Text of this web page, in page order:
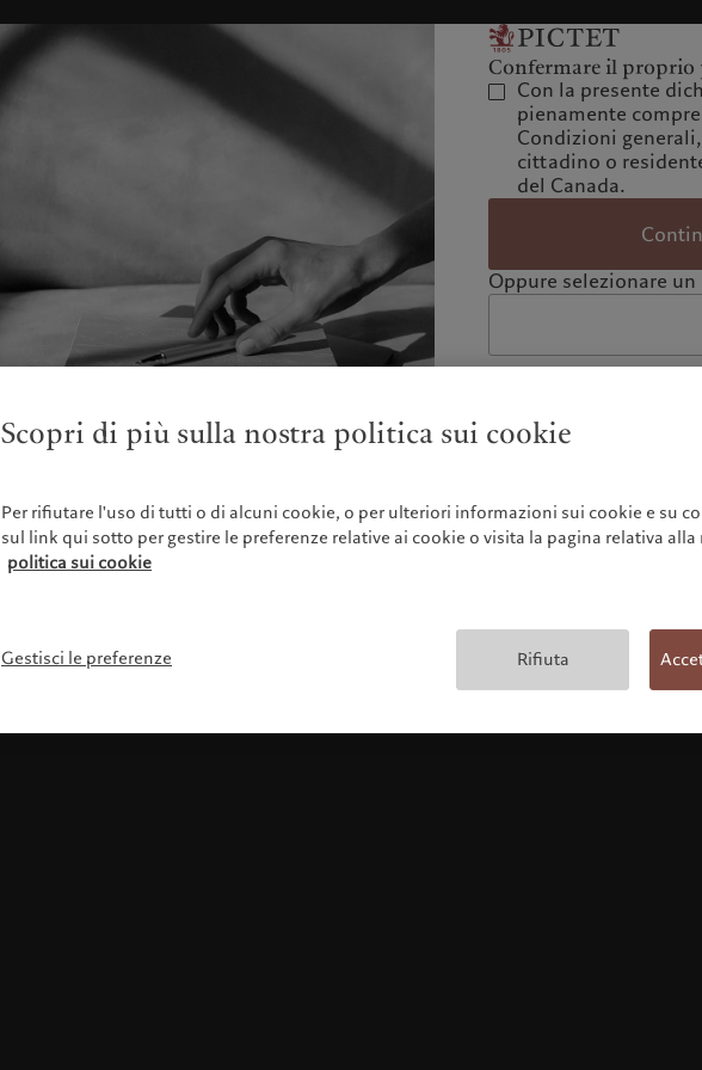
Confermare il
Con la presente
pienamente
Condizioni
cittadino o
del Canada.
Oppure selezionare
Condizioni generali
Scopri di più sulla nostra politica sui cookie
Per rifiutare l'uso di tutti o di alcuni cookie, o per ulteriori informazioni sui cookie e su
sul link qui sotto per gestire le preferenze relative ai cookie o visita la pagina relativa alla
politica sui cookie
Gestisci le preferenze Rifiuta